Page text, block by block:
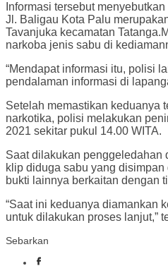
Informasi tersebut
Jl. Baligau Kota Palu
Tavanjuka kecamatan
narkoba jenis sabu di
“Mendapat informasi itu, polisi
pendalaman informasi di
Setelah memastikan keduanya
narkotika, polisi melakukan
2021 sekitar pukul 14.00 WITA.
Saat dilakukan penggeledahan
klip diduga sabu yang
bukti lainnya berkaitan dengan
“Saat ini keduanya diamankan
untuk dilakukan proses lanjut,”
Sebarkan